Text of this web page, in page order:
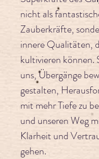
nicht als
Zauberkräfte,
innere Qualitäten,
kultivieren können.
uns, Übergänge
gestalten,
mit mehr Tiefe zu
und unseren Weg
Klarheit und
gehen.